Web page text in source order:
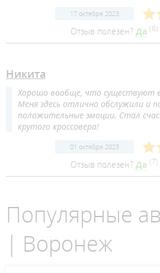
17 октября 2023
Отзыв полезен? Да (6)
Никита
Хорошо вообще, что существуют
Меня здесь отлично обслужили и
положительные эмоции. Стал
крутого кроссовера!
01 октября 2023
Отзыв полезен? Да (7)
Популярные
| Воронеж